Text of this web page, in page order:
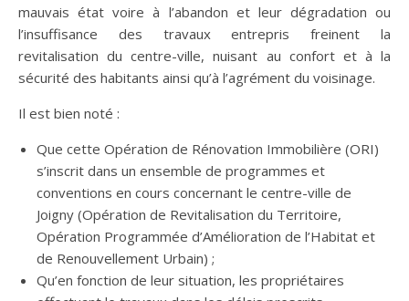
mauvais état voire à l’abandon et leur dégradation ou
l’insuffisance des travaux entrepris freinent la
revitalisation du centre-ville, nuisant au confort et à la
sécurité des habitants ainsi qu’à l’agrément du voisinage.
Il est bien noté :
Que cette Opération de Rénovation Immobilière (ORI)
s’inscrit dans un ensemble de programmes et
conventions en cours concernant le centre-ville de
Joigny (Opération de Revitalisation du Territoire,
Opération Programmée d’Amélioration de l’Habitat et
de Renouvellement Urbain) ;
Qu’en fonction de leur situation, les propriétaires